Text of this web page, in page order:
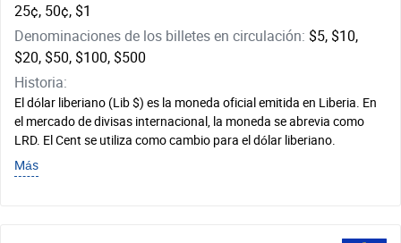
25¢, 50¢, $1
Denominaciones de los billetes en circulación: $5, $10,
$20, $50, $100, $500
Historia:
El dólar liberiano (Lib $) es la moneda oficial emitida en Liberia. En
el mercado de divisas internacional, la moneda se abrevia como
LRD. El Cent se utiliza como cambio para el dólar liberiano.
Más